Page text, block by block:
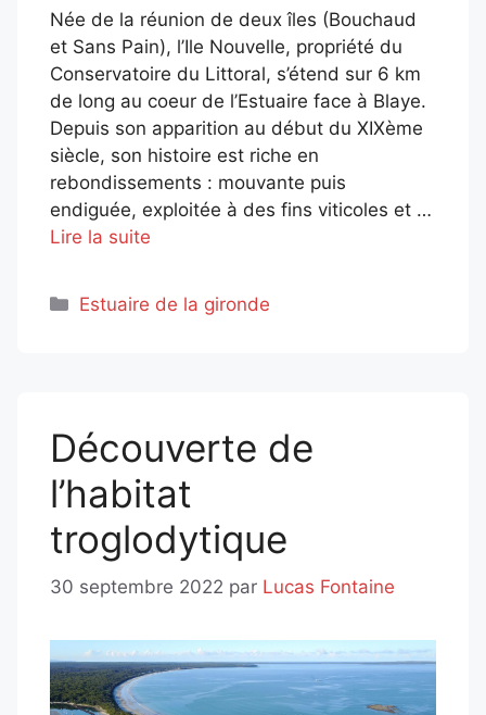
Née de la réunion de deux îles (Bouchaud
et Sans Pain), l’Ile Nouvelle, propriété du
Conservatoire du Littoral, s’étend sur 6 km
de long au coeur de l’Estuaire face à Blaye.
Depuis son apparition au début du XIXème
siècle, son histoire est riche en
rebondissements : mouvante puis
endiguée, exploitée à des fins viticoles et …
Lire la suite
Catégories
Estuaire de la gironde
Découverte de
l’habitat
troglodytique
30 septembre 2022 par Lucas Fontaine